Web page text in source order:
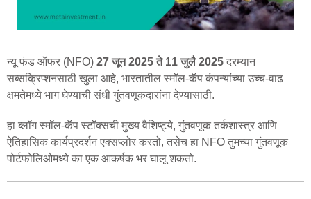
न्यू फंड ऑफर (NFO) 27 जून 2025 ते 11 जुलै 2025 दरम्यान
सब्सक्रिप्शनसाठी खुला आहे, भारतातील स्मॉल-कॅप कंपन्यांच्या उच्च-वाढ
क्षमतेमध्ये भाग घेण्याची संधी गुंतवणूकदारांना देण्यासाठी.
हा ब्लॉग स्मॉल-कॅप स्टॉक्सची मुख्य वैशिष्ट्ये, गुंतवणूक तर्कशास्त्र आणि
ऐतिहासिक कार्यप्रदर्शन एक्सप्लोर करतो, तसेच हा NFO तुमच्या गुंतवणूक
पोर्टफोलिओमध्ये का एक आकर्षक भर घालू शकतो.